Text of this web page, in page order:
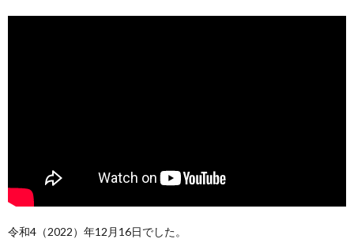
令和4（2022）年12月16日でした。